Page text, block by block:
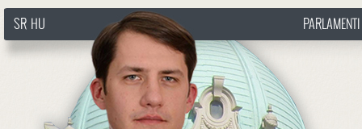
http://www.pasztorbalint.rs/hu
SR HU